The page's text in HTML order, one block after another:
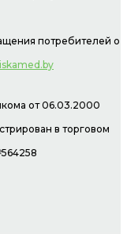
потребителей о
от 06.03.2000
в торговом